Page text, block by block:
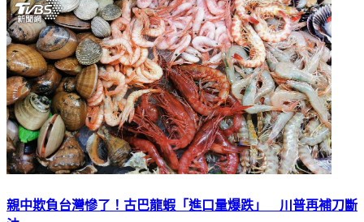
親中欺負台灣慘了！古巴龍蝦「進口量爆跌」 川普再補刀斷